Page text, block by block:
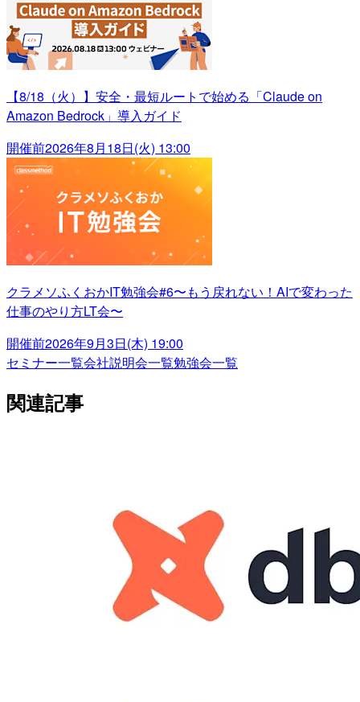
【8/18（火）】安全・最短ルートで始める「Claude on
Amazon Bedrock」導入ガイド
開催前2026年8月18日(火) 13:00
クラメソふくおかIT勉強会#6〜もう戻れない！AIで変わった
仕事のやり方LT会〜
開催前2026年9月3日(木) 19:00
セミナー一覧会社説明会一覧勉強会一覧
関連記事